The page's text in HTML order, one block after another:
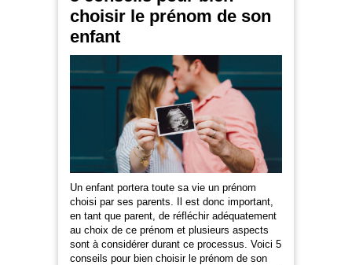
choisir le prénom de son
enfant
Un enfant portera toute sa vie un prénom
choisi par ses parents. Il est donc important,
en tant que parent, de réfléchir adéquatement
au choix de ce prénom et plusieurs aspects
sont à considérer durant ce processus. Voici 5
conseils pour bien choisir le prénom de son